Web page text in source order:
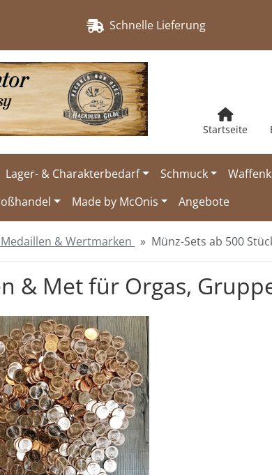
Schnelle Lieferung
Startseite
Lager- & Charakterbedarf Schmuck
Made by McOnis Angebote
& Wertmarken Münz-Sets ab 500
& Met für Orgas,